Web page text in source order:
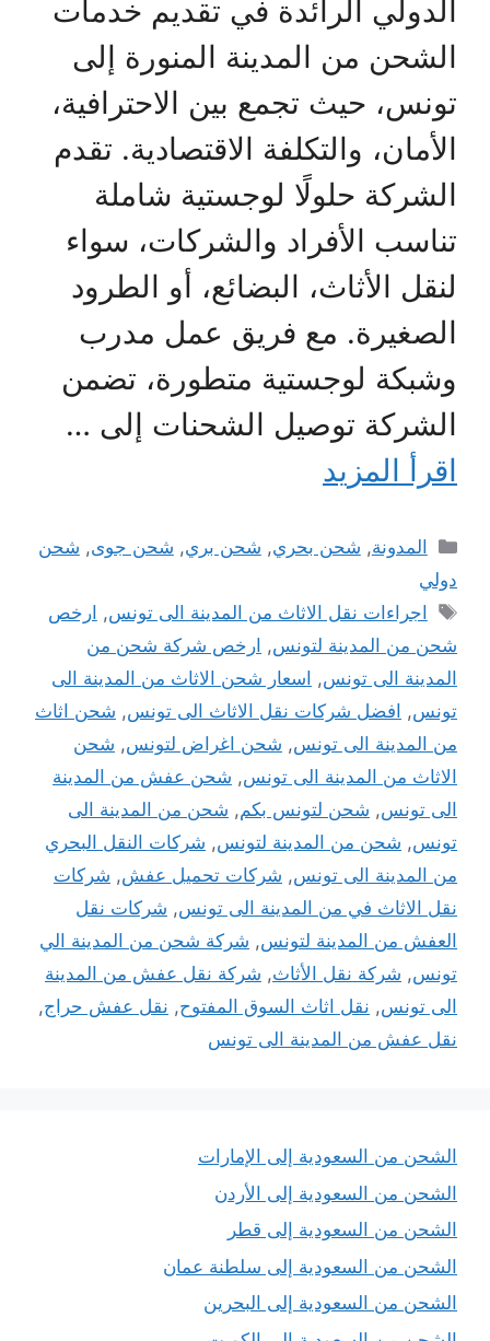
الدولي الرائدة في تقديم خدمات
الشحن من المدينة المنورة إلى
تونس، حيث تجمع بين الاحترافية،
الأمان، والتكلفة الاقتصادية. تقدم
الشركة حلولًا لوجستية شاملة
تناسب الأفراد والشركات، سواء
لنقل الأثاث، البضائع، أو الطرود
الصغيرة. مع فريق عمل مدرب
وشبكة لوجستية متطورة، تضمن
الشركة توصيل الشحنات إلى …
اقرأ المزيد
التصنيفات
المدونة, شحن بحري, شحن بري, شحن جوى, شحن
دولي
الوسوم
اجراءات نقل الاثاث من المدينة الى تونس, ارخص
شحن من المدينة لتونس, ارخص شركة شحن من
المدينة الى تونس, اسعار شحن الاثاث من المدينة الى
تونس, افضل شركات نقل الاثاث الى تونس, شحن اثاث
من المدينة الى تونس, شحن اغراض لتونس, شحن
الاثاث من المدينة الى تونس, شحن عفش من المدينة
الى تونس, شحن لتونس بكم, شحن من المدينة الى
تونس, شحن من المدينة لتونس, شركات النقل البحري
من المدينة الى تونس, شركات تحميل عفش, شركات
نقل الاثاث في من المدينة الى تونس, شركات نقل
العفش من المدينة لتونس, شركة شحن من المدينة الي
تونس, شركة نقل الأثاث, شركة نقل عفش من المدينة
الى تونس, نقل اثاث السوق المفتوح, نقل عفش حراج,
نقل عفش من المدينة الى تونس
الشحن من السعودية إلى الإمارات
الشحن من السعودية إلى الأردن
الشحن من السعودية إلى قطر
الشحن من السعودية إلى سلطنة عمان
الشحن من السعودية إلى البحرين